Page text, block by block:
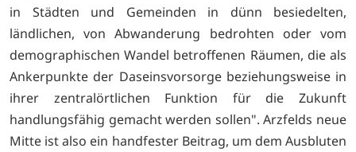
in Städten und Gemeinden in dünn besiedelten,
ländlichen, von Abwanderung bedrohten oder vom
demographischen Wandel betroffenen Räumen, die als
Ankerpunkte der Daseinsvorsorge beziehungsweise in
ihrer zentralörtlichen Funktion für die Zukunft
handlungsfähig gemacht werden sollen". Arzfelds neue
Mitte ist also ein handfester Beitrag, um dem Ausbluten